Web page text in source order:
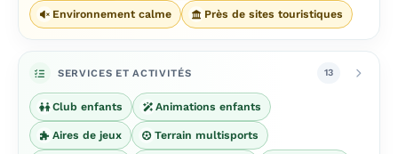
Environnement calme Près de sites touristiques
SERVICES ET ACTIVITÉS 13
Club enfants Animations enfants
Aires de jeux Terrain multisports